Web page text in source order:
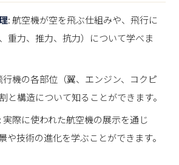
: 航空機が空を飛ぶ仕組みや、飛行に
重力、推力、抗力）について学べま
行機の各部位（翼、エンジン、コクピ
と構造について知ることができます。
: 実際に使われた航空機の展示を通じ
や技術の進化を学ぶことができます。